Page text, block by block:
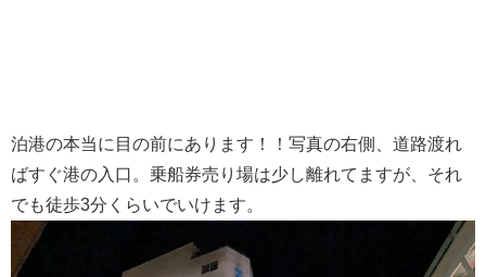
泊港の本当に目の前にあります！！写真の右側、道路渡れ
ばすぐ港の入口。乗船券売り場は少し離れてますが、それ
でも徒歩3分くらいでいけます。